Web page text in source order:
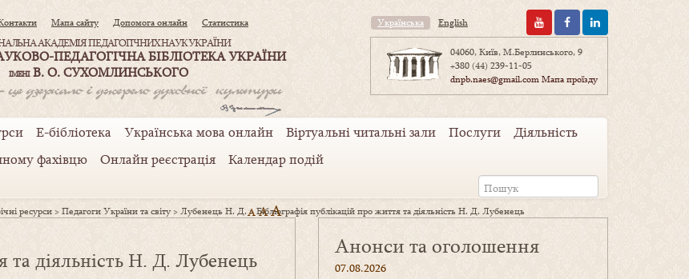
Мапа сайту Допомога онлайн Статистика
АКАДЕМІЯ ПЕДАГОГІЧНИХ НАУК УКРАЇНИ
ПЕДАГОГІЧНА БІБЛІОТЕКА УКРАЇНИ
ІМЕНІВ. О. СУХОМЛИНСЬКОГО
Українська English
04060, Київ, М.Берлинського, 9
+380 (44) 239-11-05
dnpb.naes@gmail.comМапа проїзду
Е-бібліотека Українська мова онлайн Віртуальні читальні зали Послуги
Діяльність
фахівцю Онлайн реєстрація Календар подій
ресурси >Педагоги України та світу >Лубенець Н. Д.>Бібліографія публікацій про життя та діяльність Н. Д. Лубенець
A AA
та діяльність Н. Д. Лубенець
Анонси та оголошення
07.08.2026